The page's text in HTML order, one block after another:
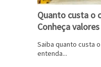
Quanto custa o
Conheça
Saiba quanto custa
entenda...